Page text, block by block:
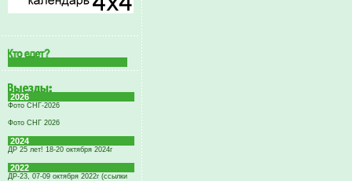
2026
Фото СНГ-2026
Фото СНГ 2026
2024
ДР 25 лет! 18-20 октября 2024г
2022
ДР-23, 07-09 октября 2022г (ссылки